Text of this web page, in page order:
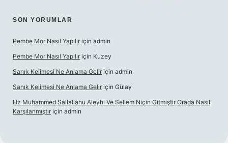
SON YORUMLAR
Pembe Mor Nasıl Yapılır için admin
Pembe Mor Nasıl Yapılır için Kuzey
Sanık Kelimesi Ne Anlama Gelir için admin
Sanık Kelimesi Ne Anlama Gelir için Gülay
Hz Muhammed Sallallahu Aleyhi Ve Sellem Niçin Gitmiştir Orada Nasıl
Karşılanmıştır için admin